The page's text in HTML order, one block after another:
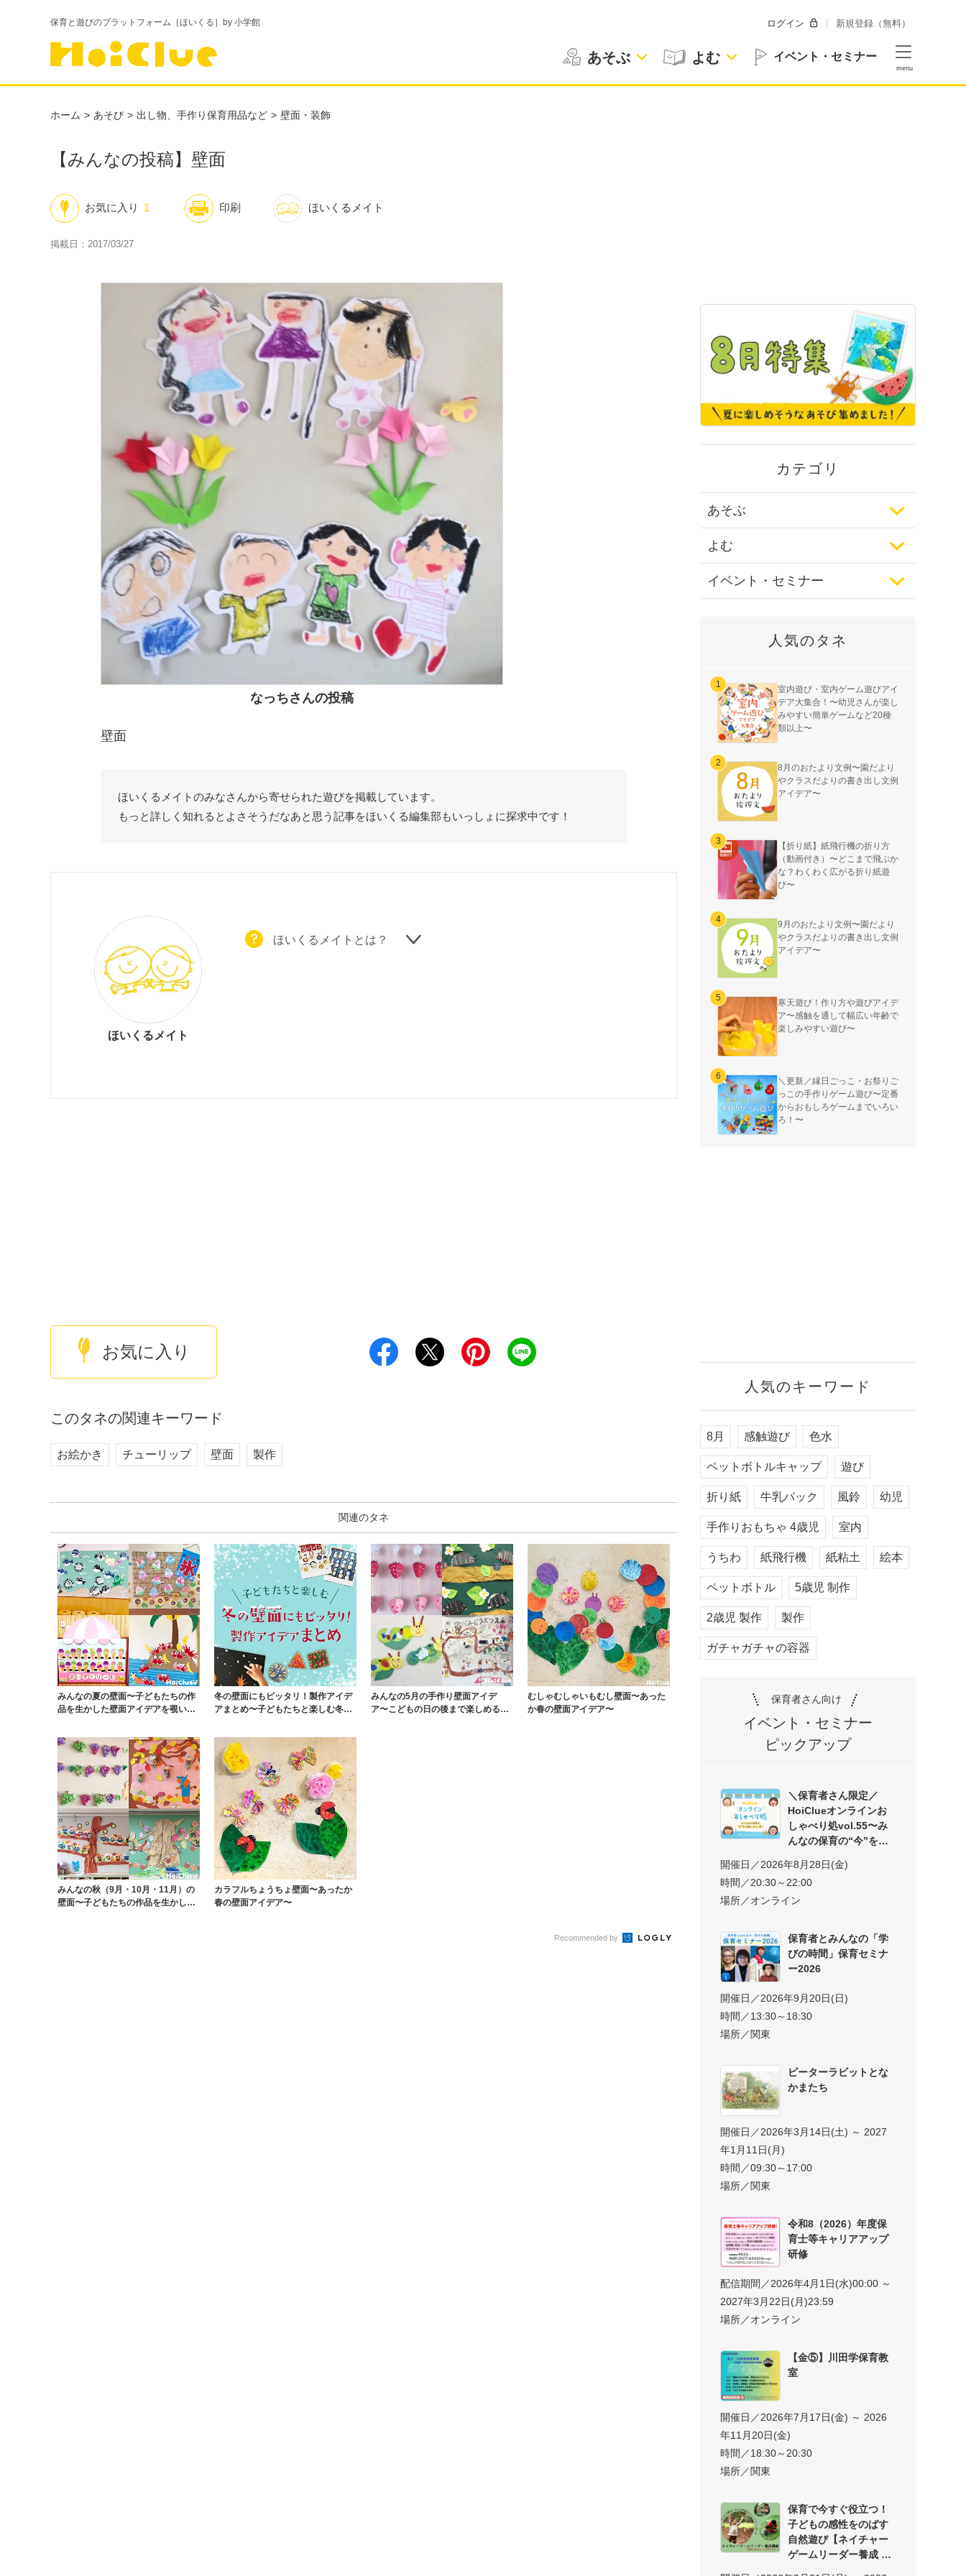
保育と遊びのプラットフォーム［ほいくる］by 小学館
あそぶ よむ イベント・セミナー
ログイン 新規登録（無料）
ホーム あそび 出し物、手作り保育用品など 壁面・装飾
【みんなの投稿】壁面
ほいくるメイト
お気に入り 1 印刷
掲載日：2017/03/27
なっちさんの投稿
壁面
ほいくるメイトのみなさんから寄せられた遊びを掲載しています。
もっと詳しく知れるとよさそうだなあと思う記事をほいくる編集部もいっしょに探求中です！
ほいくるメイト
ほいくるメイトとは？
お気に入り
このタネの関連キーワード
お絵かき チューリップ 壁面 製作
関連のタネ
みんなの夏の壁面〜子どもたちの作
品を生かした壁面アイデアを覗いて
冬の壁面にもピッタリ！製作アイデ
アまとめ〜子どもたちと楽しむ冬の
みんなの5月の手作り壁面アイデ
ア〜こどもの日の後まで楽しめる、
むしゃむしゃいもむし壁面〜あった
か春の壁面アイデア〜
みんなの秋（9月・10月・11月）の
壁面〜子どもたちの作品を生かした
カラフルちょうちょ壁面〜あったか
春の壁面アイデア〜
Recommended by
カテゴリ
あそぶ
よむ
イベント・セミナー
人気のタネ
室内遊び・室内ゲーム遊びアイ
デア大集合！〜幼児さんが楽し
みやすい簡単ゲームなど20種
類以上〜
8月のおたより文例〜園だより
やクラスだよりの書き出し文例
アイデア〜
【折り紙】紙飛行機の折り方
（動画付き）〜どこまで飛ぶか
な？わくわく広がる折り紙遊
び〜
9月のおたより文例〜園だより
やクラスだよりの書き出し文例
アイデア〜
寒天遊び！作り方や遊びアイデ
ア〜感触を通して幅広い年齢で
楽しみやすい遊び〜
＼更新／縁日ごっこ・お祭りご
っこの手作りゲーム遊び〜定番
からおもしろゲームまでいろい
ろ！〜
人気のキーワード
8月 感触遊び 色水
ペットボトルキャップ 遊び
折り紙 牛乳パック 風鈴 幼児
手作りおもちゃ 4歳児 室内
うちわ 紙飛行機 紙粘土 絵本
ペットボトル 5歳児 制作
2歳児 製作 製作
ガチャガチャの容器
保育者さん向け
イベント・セミナー
ピックアップ
＼保育者さん限定／
HoiClueオンラインお
しゃべり処vol.55〜み
んなの保育の“今”を交
開催日／2026年8月28日(金)
時間／20:30～22:00
場所／オンライン
保育者とみんなの「学
びの時間」保育セミナ
ー2026
開催日／2026年9月20日(日)
時間／13:30～18:30
場所／関東
ピーターラビットとな
かまたち
開催日／2026年3月14日(土) ～ 2027
年1月11日(月)
時間／09:30～17:00
場所／関東
令和8（2026）年度保
育士等キャリアアップ
研修
配信期間／2026年4月1日(水)00:00 ～
2027年3月22日(月)23:59
場所／オンライン
【金⑤】川田学保育教
室
開催日／2026年7月17日(金) ～ 2026
年11月20日(金)
時間／18:30～20:30
場所／関東
保育で今すぐ役立つ！
子どもの感性をのばす
自然遊び【ネイチャー
ゲームリーダー養成